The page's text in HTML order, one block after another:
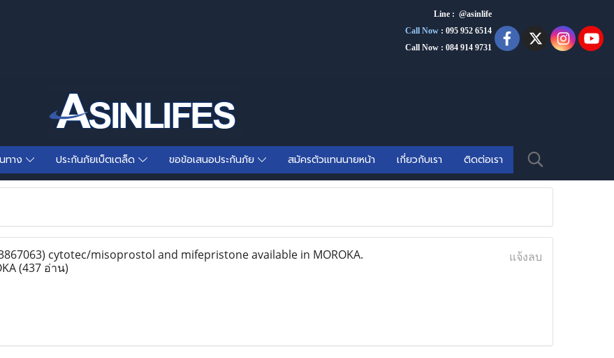
Line : @asinlife
Call Now : 095 952 6514
Call Now : 084 914 9731
ทาง ประกันภัยเบ็ตเตล็ด ขอข้อเสนอประกันภัย สมัครตัวแทนนายหน้า เกี่ยวกับเรา ติดต่อเรา
cytotec/misoprostol and mifepristone available in MOROKA.
(437 อ่าน)
แจ้งลบ